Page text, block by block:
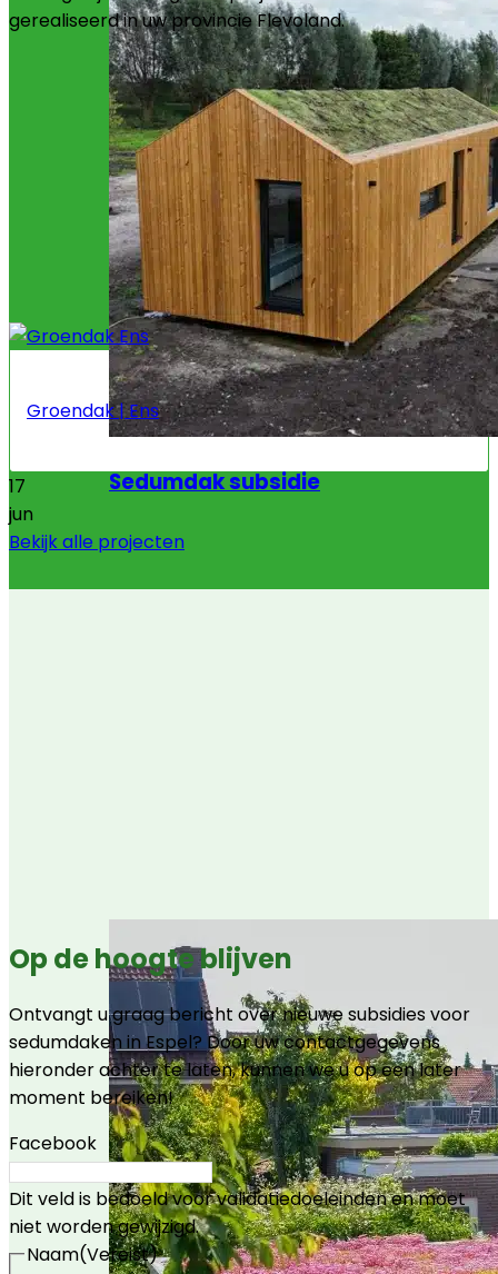
Sedumdak subsidie
gerealiseerd in uw provincie Flevoland.
Groendak | Ens
17
jun
Bekijk alle projecten
Op de hoogte blijven
Ontvangt u graag bericht over nieuwe subsidies voor
sedumdaken in Espel? Door uw contactgegevens
hieronder achter te laten, kunnen we u op een later
moment bereiken!
Facebook
Dit veld is bedoeld voor validatiedoeleinden en moet
niet worden gewijzigd.
Naam(Vereist)